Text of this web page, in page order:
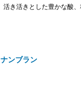
活き活きとした豊かな酸、
ンブラン